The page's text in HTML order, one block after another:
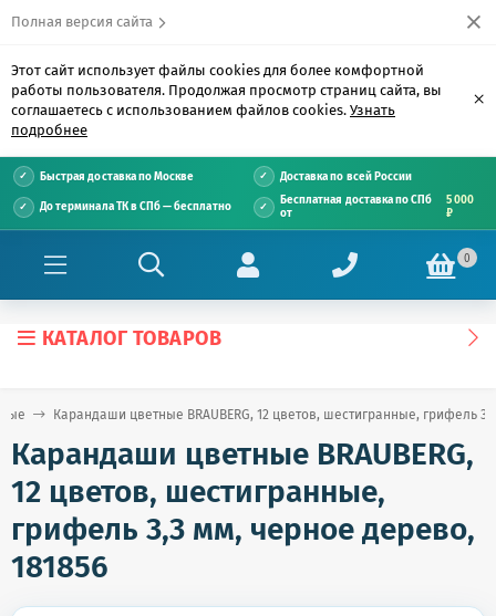
Полная версия сайта
Этот сайт использует файлы cookies для более комфортной
работы пользователя. Продолжая просмотр страниц сайта, вы
соглашаетесь с использованием файлов cookies. Узнать
подробнее
×
Быстрая доставка по Москве Доставка по всей России
До терминала ТК в СПб — бесплатно
Бесплатная доставка по СПб
от
5 000
₽
0
КАТАЛОГ ТОВАРОВ
Карандаши цветные BRAUBERG, 12 цветов, шестигранные, грифель
Карандаши цветные BRAUBERG,
12 цветов, шестигранные,
грифель 3,3 мм, черное дерево,
181856